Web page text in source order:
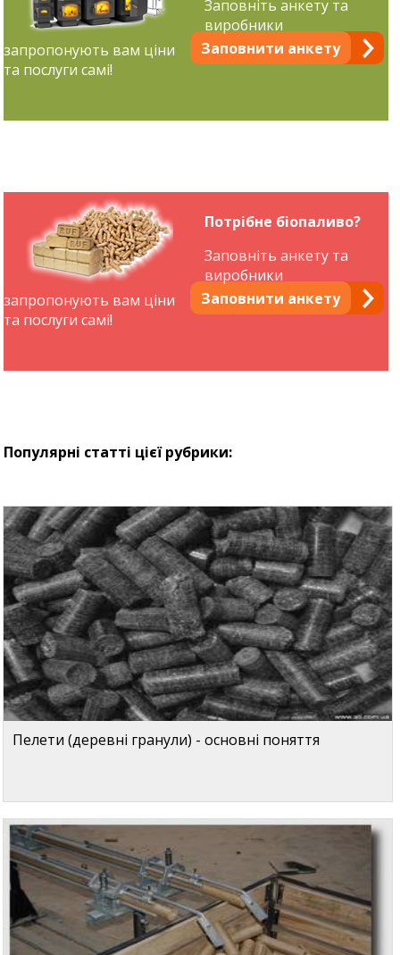
Заповнити анкету
Заповніть анкету та
виробники
запропонують вам ціни
та послуги самі!
Потрібне біопаливо?
Заповнити анкету
Заповніть анкету та
виробники
запропонують вам ціни
та послуги самі!
Популярні статті цієї рубрики:
Пелети (деревні гранули) - основні поняття